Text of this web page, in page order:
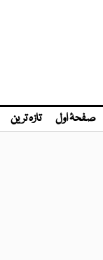
صفحۂ اول تازہ ترین